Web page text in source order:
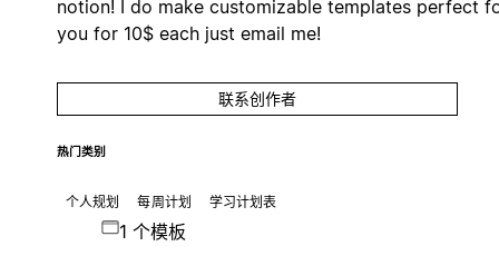
notion! I do make customizable templates perfect
you for 10$ each just email me!
联系创作者
热门类别
个人规划 每周计划 学习计划表
1 个模板